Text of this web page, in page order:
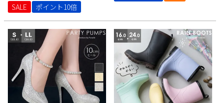
SALE ポイント10倍